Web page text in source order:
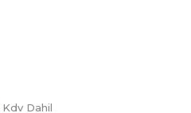
Kdv Dahil